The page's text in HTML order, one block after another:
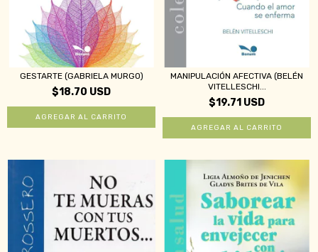
GESTARTE (GABRIELA MURGO)
$18.70 USD
MANIPULACIÓN AFECTIVA (BELÉN
VITELLESCHI...
$19.71 USD